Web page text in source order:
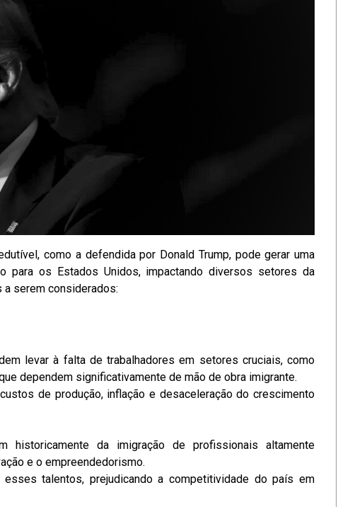
como a defendida por Donald Trump, pode gerar uma
os Estados Unidos, impactando diversos setores da
serem considerados:
levar à falta de trabalhadores em setores cruciais, como
dependem significativamente de mão de obra imigrante.
de produção, inflação e desaceleração do crescimento
historicamente da imigração de profissionais altamente
e o empreendedorismo.
talentos, prejudicando a competitividade do país em